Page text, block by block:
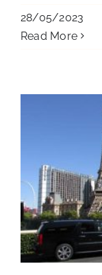
28/05/2023
Read More